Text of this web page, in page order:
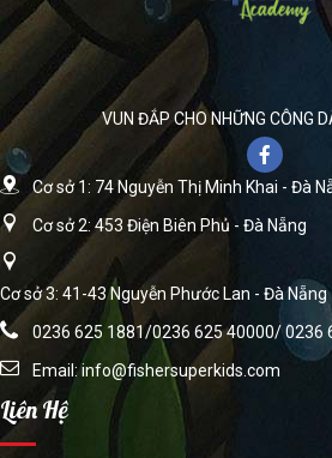
VUN ĐẮP CHO NHỮNG CÔNG
Cơ sở 1: 74 Nguyễn Thị Minh Khai - Đà
Cơ sở 2: 453 Điện Biên Phủ - Đà Nẵng
Cơ sở 3: 41-43 Nguyễn Phước Lan - Đà Nẵng
0236 625 1881/0236 625 40000/ 0236
Email:info@fishersuperkids.com
Liên Hệ